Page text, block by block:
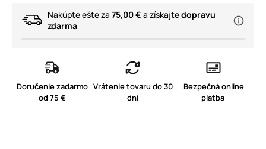
Nakúpte ešte za 75,00 € a získajtedopravu
zdarma
Doručenie zadarmo
od 75 €
Vrátenie tovaru do 30
dní
Bezpečná online
platba